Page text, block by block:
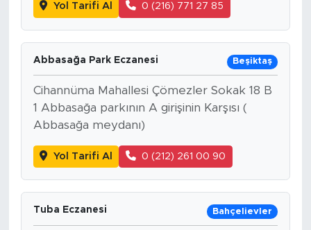
Yol Tarifi Al 0 (216) 771 27 85
Abbasağa Park Eczanesi Beşiktaş
Cihannüma Mahallesi Çömezler Sokak 18 B
1 Abbasağa parkının A girişinin Karşısı (
Abbasağa meydanı)
Yol Tarifi Al 0 (212) 261 00 90
Tuba Eczanesi Bahçelievler